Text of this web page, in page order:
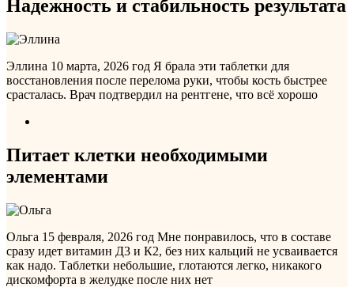
Надежность и стабильность результата
Эллина 10 марта, 2026 год Я брала эти таблетки для
восстановления после перелома руки, чтобы кость быстрее
срасталась. Врач подтвердил на рентгене, что всё хорошо
Питает клетки необходимыми
элементами
Ольга 15 февраля, 2026 год Мне понравилось, что в составе
сразу идет витамин Д3 и К2, без них кальций не усваивается
как надо. Таблетки небольшие, глотаются легко, никакого
дискомфорта в желудке после них нет